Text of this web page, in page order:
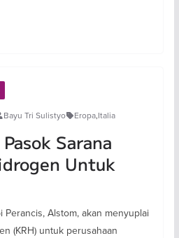
Bayu Tri Sulistyo Eropa,Italia
Sarana
Untuk
Perancis, Alstom, akan menyuplai
(KRH) untuk perusahaan